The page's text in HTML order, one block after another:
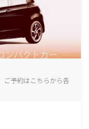
ご予約はこちらから各